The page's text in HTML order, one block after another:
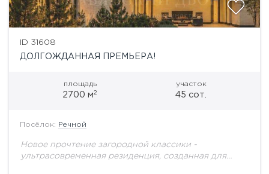
ID 31608
ДОЛГОЖДАННАЯ ПРЕМЬЕРА!
площадь
2700 м2
участок
45 сот.
Посёлок: Речной
Новое прочтение загородной классики -
ультрасовременная резиденция, созданная для